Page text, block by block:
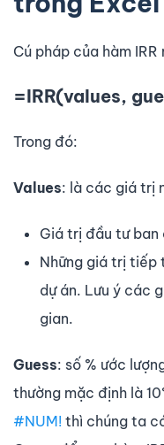
Cú pháp của hàm IRR
=IRR(values,
Trong đó:
Values: là các giá trị
Giá trị đầu tư ban
Những giá trị tiếp
dự án. Lưu ý các
gian.
Guess: số % ước
thường mặc định là
#NUM! thì chúng ta